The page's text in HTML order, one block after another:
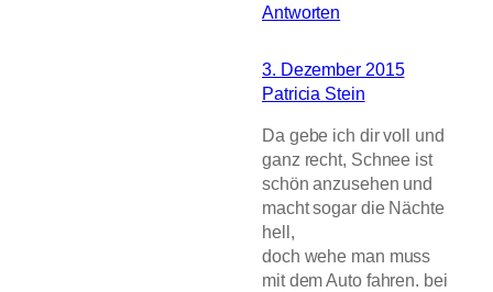
Antworten
3. Dezember 2015
Patricia Stein
Da gebe ich dir voll und
ganz recht, Schnee ist
schön anzusehen und
macht sogar die Nächte
hell,
doch wehe man muss
mit dem Auto fahren. bei